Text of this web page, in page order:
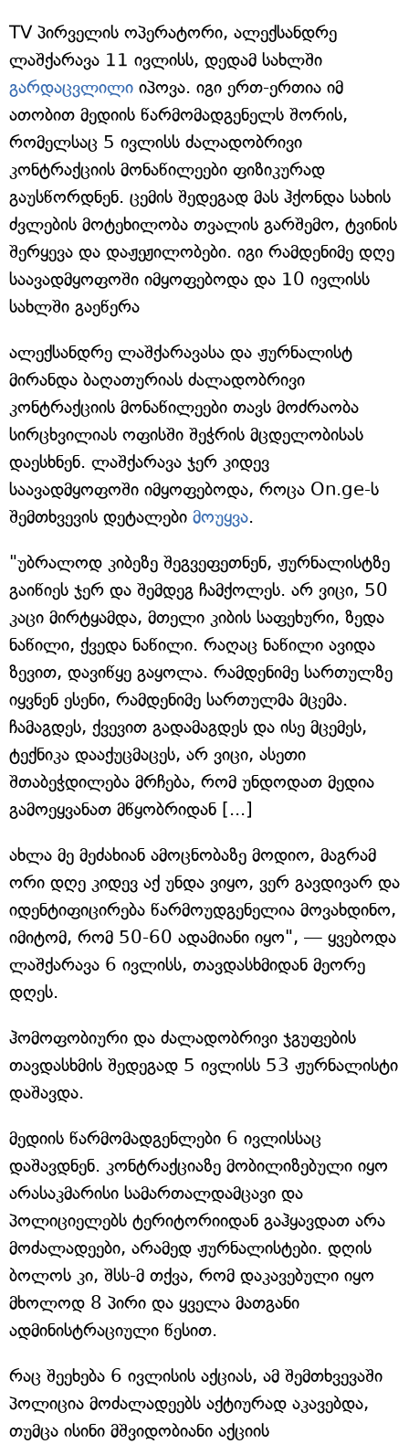
TV პირველის ოპერატორი, ალექსანდრე
ლაშქარავა 11 ივლისს, დედამ სახლში
გარდაცვლილი იპოვა. იგი ერთ-ერთია იმ
ათობით მედიის წარმომადგენელს შორის,
რომელსაც 5 ივლისს ძალადობრივი
კონტრაქციის მონაწილეები ფიზიკურად
გაუსწორდნენ. ცემის შედეგად მას ჰქონდა სახის
ძვლების მოტეხილობა თვალის გარშემო, ტვინის
შერყევა და დაჟეჟილობები. იგი რამდენიმე დღე
საავადმყოფოში იმყოფებოდა და 10 ივლისს
სახლში გაეწერა
ალექსანდრე ლაშქარავასა და ჟურნალისტ
მირანდა ბაღათურიას ძალადობრივი
კონტრაქციის მონაწილეები თავს მოძრაობა
სირცხვილიას ოფისში შეჭრის მცდელობისას
დაესხნენ. ლაშქარავა ჯერ კიდევ
საავადმყოფოში იმყოფებოდა, როცა On.ge-ს
შემთხვევის დეტალები მოუყვა.
"უბრალოდ კიბეზე შეგვეფეთნენ, ჟურნალისტზე
გაიწიეს ჯერ და შემდეგ ჩამქოლეს. არ ვიცი, 50
კაცი მირტყამდა, მთელი კიბის საფეხური, ზედა
ნაწილი, ქვედა ნაწილი. რაღაც ნაწილი ავიდა
ზევით, დავიწყე გაყოლა. რამდენიმე სართულზე
იყვნენ ესენი, რამდენიმე სართულმა მცემა.
ჩამაგდეს, ქვევით გადამაგდეს და ისე მცემეს,
ტექნიკა დააქუცმაცეს, არ ვიცი, ასეთი
შთაბეჭდილება მრჩება, რომ უნდოდათ მედია
გამოეყვანათ მწყობრიდან [...]
ახლა მე მეძახიან ამოცნობაზე მოდიო, მაგრამ
ორი დღე კიდევ აქ უნდა ვიყო, ვერ გავდივარ და
იდენტიფიცირება წარმოუდგენელია მოვახდინო,
იმიტომ, რომ 50-60 ადამიანი იყო", — ყვებოდა
ლაშქარავა 6 ივლისს, თავდასხმიდან მეორე
დღეს.
ჰომოფობიური და ძალადობრივი ჯგუფების
თავდასხმის შედეგად 5 ივლისს 53 ჟურნალისტი
დაშავდა.
მედიის წარმომადგენლები 6 ივლისსაც
დაშავდნენ. კონტრაქციაზე მობილიზებული იყო
არასაკმარისი სამართალდამცავი და
პოლიციელებს ტერიტორიიდან გაჰყავდათ არა
მოძალადეები, არამედ ჟურნალისტები. დღის
ბოლოს კი, შსს-მ თქვა, რომ დაკავებული იყო
მხოლოდ 8 პირი და ყველა მათგანი
ადმინისტრაციული წესით.
რაც შეეხება 6 ივლისის აქციას, ამ შემთხვევაში
პოლიცია მოძალადეებს აქტიურად აკავებდა,
თუმცა ისინი მშვიდობიანი აქციის